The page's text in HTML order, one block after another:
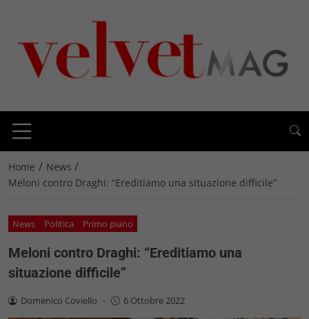
Home / News /
Meloni contro Draghi: “Ereditiamo una situazione difficile”
News Politica Primo piano
Meloni contro Draghi: “Ereditiamo una
situazione difficile”
Domenico Coviello - 6 Ottobre 2022